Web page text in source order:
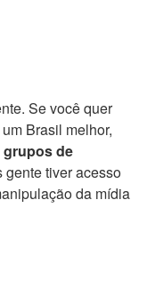
Se você quer
Brasil melhor,
grupos de
gente tiver acesso
da mídia